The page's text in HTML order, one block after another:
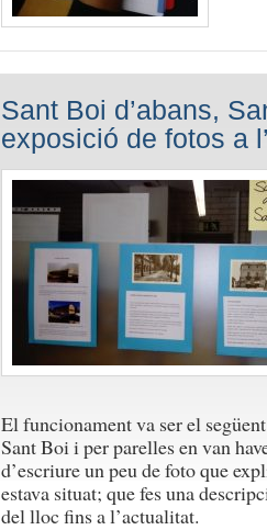
Sant Boi d’abans,
exposició de fotos a
El funcionament va ser el
Sant Boi i per parelles en van
d’escriure un peu de foto que
estava situat; que fes una
del lloc fins a l’actualitat.